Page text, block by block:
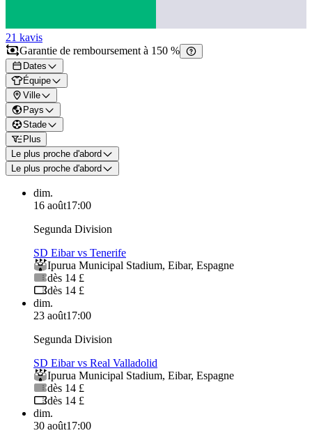
21 kavis
Garantie de remboursement à 150 %
Dates
Équipe
Ville
Pays
Stade
Plus
Le plus proche d'abord
Le plus proche d'abord
dim.
16 août17:00
Segunda Division
SD Eibar vs Tenerife
Ipurua Municipal Stadium, Eibar, Espagne
dès 14 £
dès 14 £
dim.
23 août17:00
Segunda Division
SD Eibar vs Real Valladolid
Ipurua Municipal Stadium, Eibar, Espagne
dès 14 £
dès 14 £
dim.
30 août17:00